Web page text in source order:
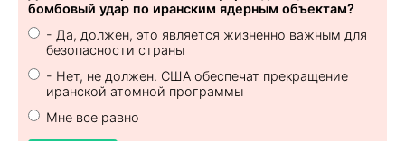
бомбовый удар по иранским ядерным объектам?
- Да, должен, это является жизненно важным для
безопасности страны
- Нет, не должен. США обеспечат прекращение
иранской атомной программы
Мне все равно